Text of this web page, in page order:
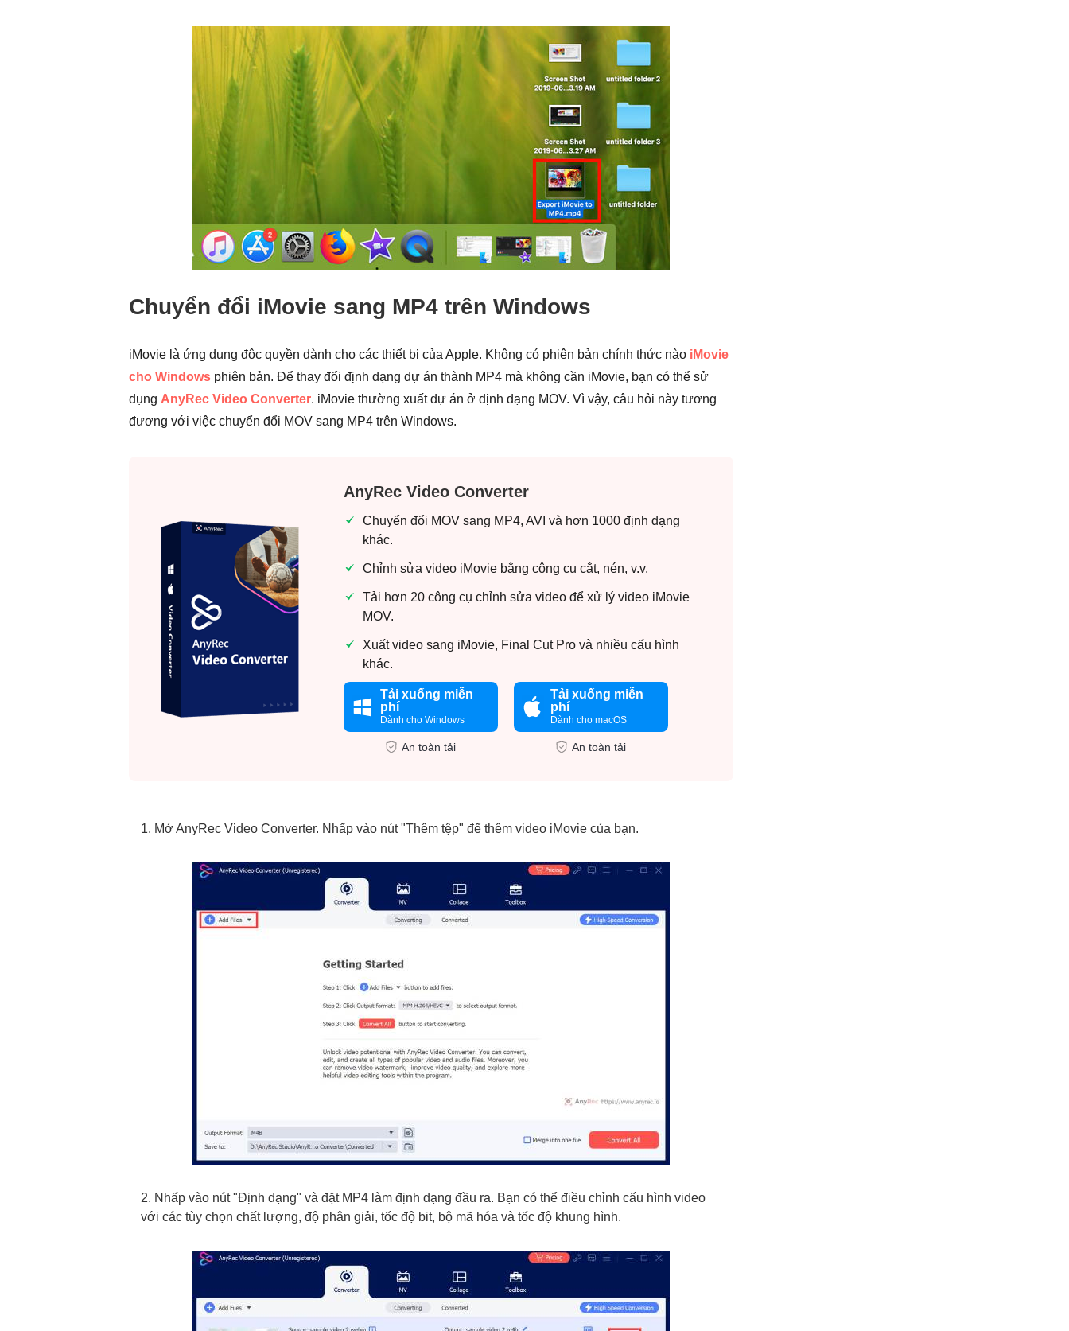
Chuyển đổi iMovie sang MP4 trên Windows
iMovie là ứng dụng độc quyền dành cho các thiết bị của Apple. Không có phiên bản chính thức nào iMovie
cho Windows phiên bản. Để thay đổi định dạng dự án thành MP4 mà không cần iMovie, bạn có thể sử
dụng AnyRec Video Converter. iMovie thường xuất dự án ở định dạng MOV. Vì vậy, câu hỏi này tương
đương với việc chuyển đổi MOV sang MP4 trên Windows.
AnyRec Video Converter
Chuyển đổi MOV sang MP4, AVI và hơn 1000 định dạng
khác.
Chỉnh sửa video iMovie bằng công cụ cắt, nén, v.v.
Tải hơn 20 công cụ chỉnh sửa video để xử lý video iMovie
MOV.
Xuất video sang iMovie, Final Cut Pro và nhiều cấu hình
khác.
Tải xuống miễn
phí
Dành cho Windows
An toàn tải
Tải xuống miễn
phí
Dành cho macOS
An toàn tải
1. Mở AnyRec Video Converter. Nhấp vào nút "Thêm tệp" để thêm video iMovie của bạn.
2. Nhấp vào nút "Định dạng" và đặt MP4 làm định dạng đầu ra. Bạn có thể điều chỉnh cấu hình video
với các tùy chọn chất lượng, độ phân giải, tốc độ bit, bộ mã hóa và tốc độ khung hình.